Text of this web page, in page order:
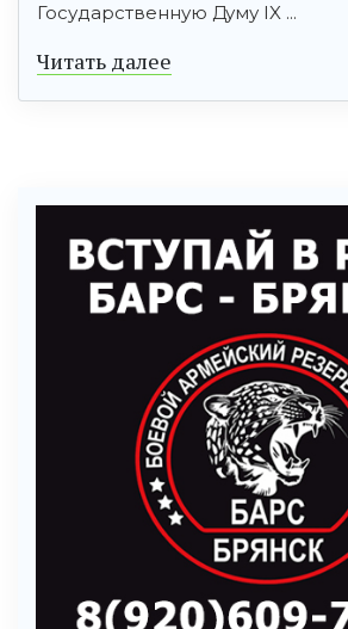
Государственную Думу IX ...
Читать далее